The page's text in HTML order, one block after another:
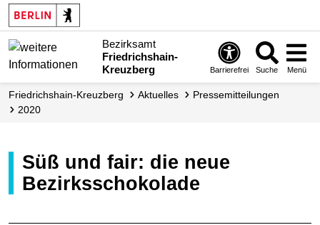
Bezirksamt
Friedrichshain-
Kreuzberg
Barrierefrei Suche Menü
Friedrichshain-Kreuzberg Aktuelles
Presse­mitteilungen
2020
Süß und fair: die neue
Bezirksschokolade